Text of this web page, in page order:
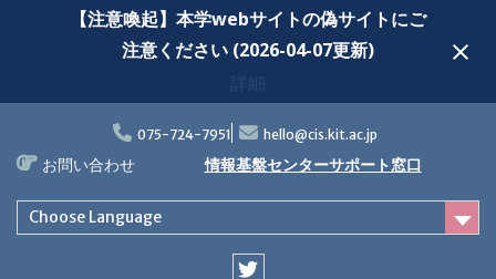
【注意喚起】本学webサイトの偽サイトにご
注意ください (2026-04-07更新)
詳細
content
075-724-7951 hello@cis.kit.ac.jp
お問い合わせ 情報基盤センターサポート窓口
Choose Language